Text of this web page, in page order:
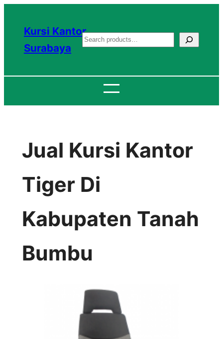
konten
Kursi Kantor
Surabaya
S
a
c
Jual Kursi Kantor
Tiger Di
Kabupaten Tanah
Bumbu